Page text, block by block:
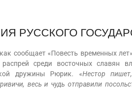
РУССКОГО
сообщает «Повесть временных
среди восточных славян
дружины Рюрик. «Нестор
весь и чудь отправили